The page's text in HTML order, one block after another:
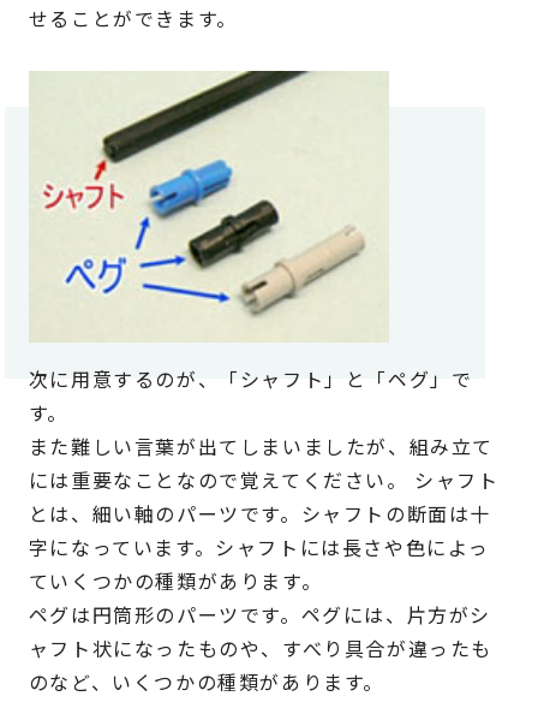
せることができます。
次に用意するのが、「シャフト」と「ペグ」で
す。
また難しい言葉が出てしまいましたが、組み立て
には重要なことなので覚えてください。 シャフト
とは、細い軸のパーツです。シャフトの断面は十
字になっています。シャフトには長さや色によっ
ていくつかの種類があります。
ペグは円筒形のパーツです。ペグには、片方がシ
ャフト状になったものや、すべり具合が違ったも
のなど、いくつかの種類があります。